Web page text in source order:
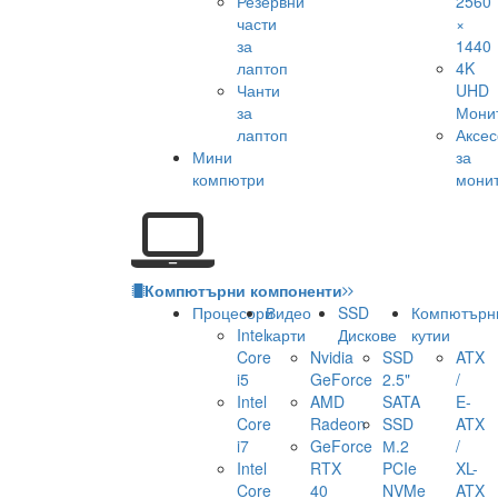
части
за
лаптоп
Чанти
за
лаптоп
Мини
компютри
×
1440
4K
UHD
за
Компютърни компоненти
Процесори
Intel
Core
i5
Intel
Core
i7
Intel
Core
Видео
карти
Nvidia
GeForce
AMD
Radeon
GeForce
RTX
40
SSD
Дискове
SSD
2.5"
SATA
SSD
М.2
PCIe
NVMe
кутии
ATX
/
E-
ATX
/
XL-
ATX